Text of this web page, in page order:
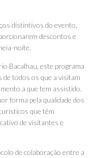
distintivos do evento,
descontos e
noite.
Bacalhau, este programa
de todos os que a visitam
a que tem assistido,
forma pela qualidade dos
que têm
de visitantes e
de colaboração entre a